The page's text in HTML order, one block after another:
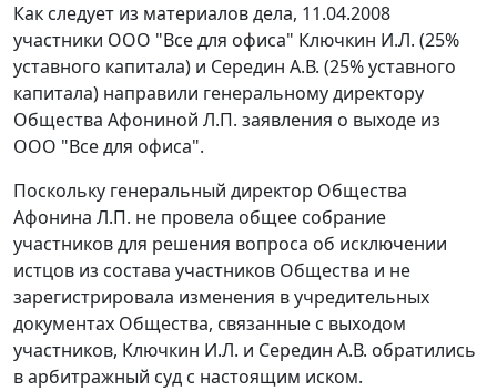
Как следует из материалов дела, 11.04.2008
участники ООО "Все для офиса" Ключкин И.Л. (25%
уставного капитала) и Середин А.В. (25% уставного
капитала) направили генеральному директору
Общества Афониной Л.П. заявления о выходе из
ООО "Все для офиса".
Поскольку генеральный директор Общества
Афонина Л.П. не провела общее собрание
участников для решения вопроса об исключении
истцов из состава участников Общества и не
зарегистрировала изменения в учредительных
документах Общества, связанные с выходом
участников, Ключкин И.Л. и Середин А.В. обратились
в арбитражный суд с настоящим иском.